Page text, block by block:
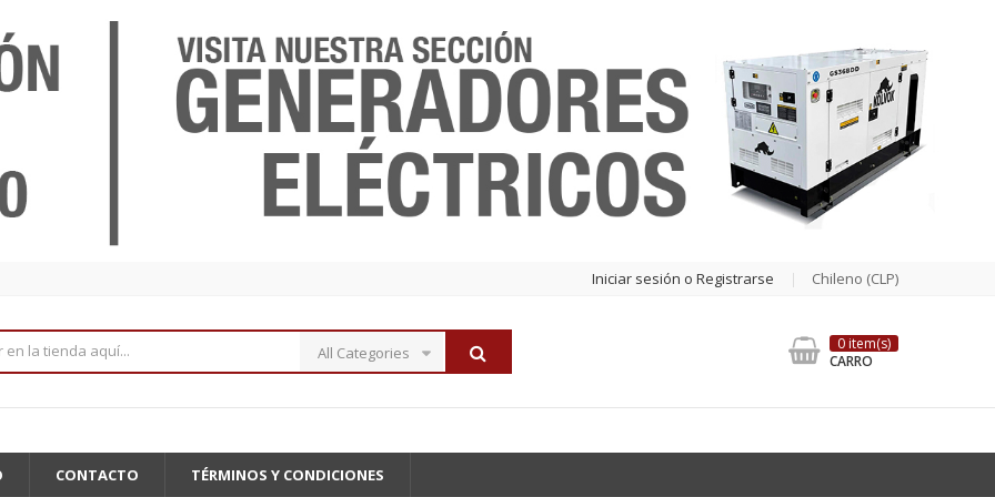
Iniciar sesión o Registrarse Chileno (CLP)
All Categories
0 item(s)
CARRO
CONTACTO TÉRMINOS Y CONDICIONES